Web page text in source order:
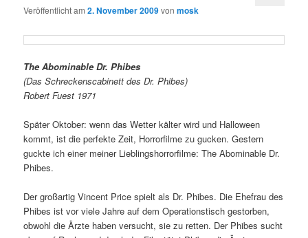
Veröffentlicht am2. November 2009vonmosk
The Abominable Dr. Phibes
(Das Schreckenscabinett des Dr. Phibes)
Robert Fuest 1971
Später Oktober: wenn das Wetter kälter wird und Halloween
kommt, ist die perfekte Zeit, Horrorfilme zu gucken. Gestern
guckte ich einer meiner Lieblingshorrorfilme: The Abominable Dr.
Phibes.
Der großartig Vincent Price spielt als Dr. Phibes. Die Ehefrau des
Phibes ist vor viele Jahre auf dem Operationstisch gestorben,
obwohl die Ärzte haben versucht, sie zu retten. Der Phibes sucht